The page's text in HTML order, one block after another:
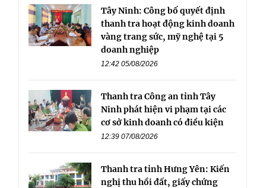
Tây Ninh: Công bố quyết định
thanh tra hoạt động kinh doanh
vàng trang sức, mỹ nghệ tại 5
doanh nghiệp
12:42 05/08/2026
Thanh tra Công an tỉnh Tây
Ninh phát hiện vi phạm tại các
cơ sở kinh doanh có điều kiện
12:39 07/08/2026
Thanh tra tỉnh Hưng Yên: Kiến
nghị thu hồi đất, giấy chứng